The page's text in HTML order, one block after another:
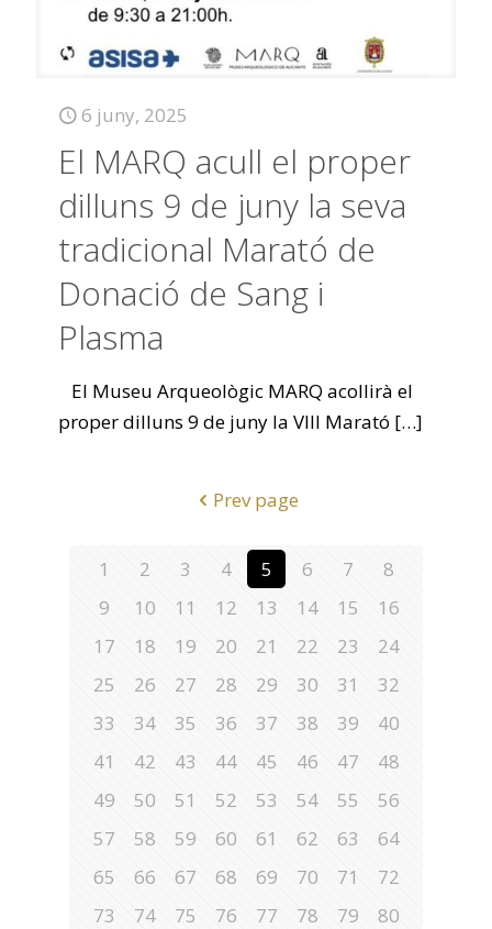
6 juny, 2025
El MARQ acull el proper
dilluns 9 de juny la seva
tradicional Marató de
Donació de Sang i
Plasma
El Museu Arqueològic MARQ acollirà el
proper dilluns 9 de juny la VIII Marató […]
Prev page
1 2 3 4 5 6 7
8
9
10 11 12 13 14 15
16
17
18 19 20 21 22 23
24
25
26 27 28 29 30 31
32
33
34 35 36 37 38 39
40
41
42 43 44 45 46 47
48
49
50 51 52 53 54 55
56
57
58 59 60 61 62 63
64
65
66 67 68 69 70 71
72
73
74 75 76 77 78 79
80